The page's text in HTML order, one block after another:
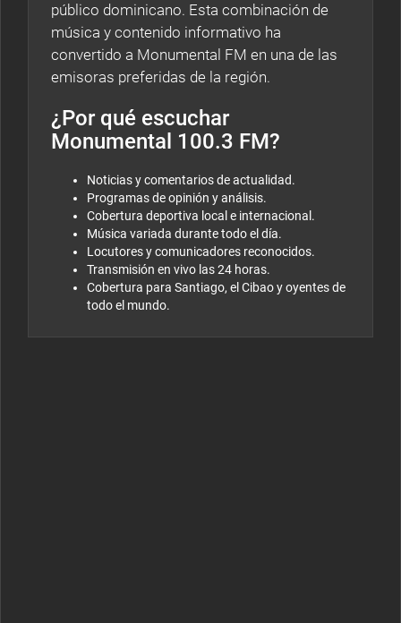
público dominicano. Esta combinación de
música y contenido informativo ha
convertido a Monumental FM en una de las
emisoras preferidas de la región.
¿Por qué escuchar
Monumental 100.3 FM?
Noticias y comentarios de actualidad.
Programas de opinión y análisis.
Cobertura deportiva local e internacional.
Música variada durante todo el día.
Locutores y comunicadores reconocidos.
Transmisión en vivo las 24 horas.
Cobertura para Santiago, el Cibao y oyentes de
todo el mundo.